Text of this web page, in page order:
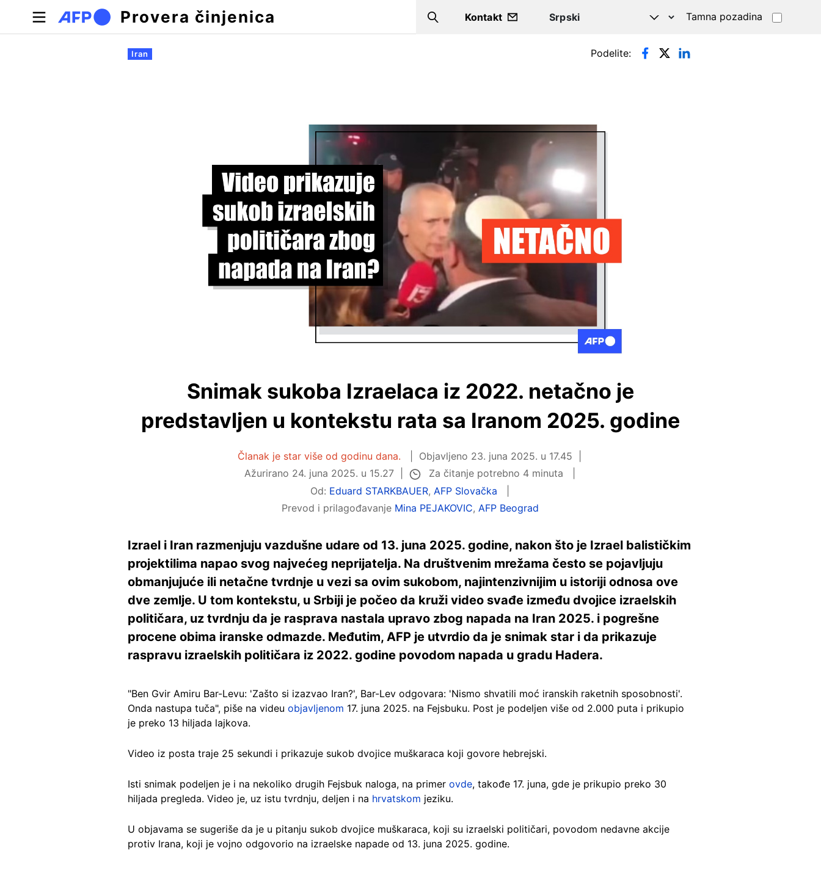
Skip to main content
Provera činjenica Search
Kontakt Tamna pozadina
Примарни табови
Iran Podelite:
Snimak sukoba Izraelaca iz 2022. netačno je
predstavljen u kontekstu rata sa Iranom 2025. godine
Članak je star više od godinu dana. Objavljeno 23. juna 2025. u 17.45
Ažurirano 24. juna 2025. u 15.27
Za čitanje potrebno 4 minuta
Od: Eduard STARKBAUER, AFP Slovačka
Prevod i prilagođavanje Mina PEJAKOVIC, AFP Beograd
Izrael i Iran razmenjuju vazdušne udare od 13. juna 2025. godine, nakon što je Izrael balističkim
projektilima napao svog najvećeg neprijatelja. Na društvenim mrežama često se pojavljuju
obmanjujuće ili netačne tvrdnje u vezi sa ovim sukobom, najintenzivnijim u istoriji odnosa ove
dve zemlje. U tom kontekstu, u Srbiji je počeo da kruži video svađe između dvojice izraelskih
političara, uz tvrdnju da je rasprava nastala upravo zbog napada na Iran 2025. i pogrešne
procene obima iranske odmazde. Međutim, AFP je utvrdio da je snimak star i da prikazuje
raspravu izraelskih političara iz 2022. godine povodom napada u gradu Hadera.
"Ben Gvir Amiru Bar-Levu: 'Zašto si izazvao Iran?', Bar-Lev odgovara: 'Nismo shvatili moć iranskih raketnih sposobnosti'.
Onda nastupa tuča", piše na videu objavljenom 17. juna 2025. na Fejsbuku. Post je podeljen više od 2.000 puta i prikupio
je preko 13 hiljada lajkova.
Video iz posta traje 25 sekundi i prikazuje sukob dvojice muškaraca koji govore hebrejski.
Isti snimak podeljen je i na nekoliko drugih Fejsbuk naloga, na primer ovde, takođe 17. juna, gde je prikupio preko 30
hiljada pregleda. Video je, uz istu tvrdnju, deljen i na hrvatskom jeziku.
U objavama se sugeriše da je u pitanju sukob dvojice muškaraca, koji su izraelski političari, povodom nedavne akcije
protiv Irana, koji je vojno odgovorio na izraelske napade od 13. juna 2025. godine.